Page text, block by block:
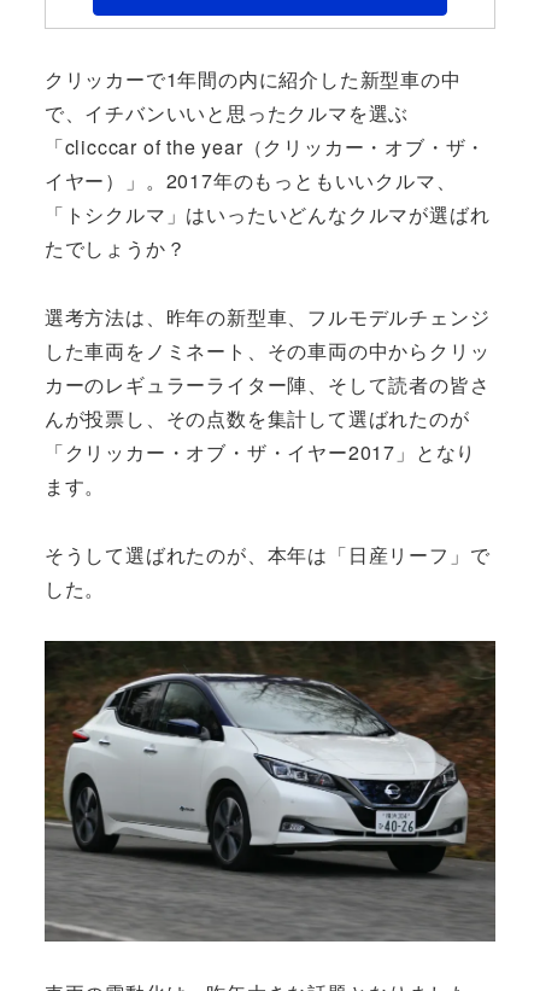
クリッカーで1年間の内に紹介した新型車の中
で、イチバンいいと思ったクルマを選ぶ
「clicccar of the year（クリッカー・オブ・ザ・
イヤー）」。2017年のもっともいいクルマ、
「トシクルマ」はいったいどんなクルマが選ばれ
たでしょうか？
選考方法は、昨年の新型車、フルモデルチェンジ
した車両をノミネート、その車両の中からクリッ
カーのレギュラーライター陣、そして読者の皆さ
んが投票し、その点数を集計して選ばれたのが
「クリッカー・オブ・ザ・イヤー2017」となり
ます。
そうして選ばれたのが、本年は「日産リーフ」で
した。